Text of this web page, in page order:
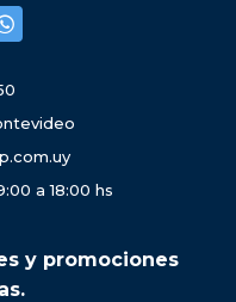
a 18:00 hs
y promociones